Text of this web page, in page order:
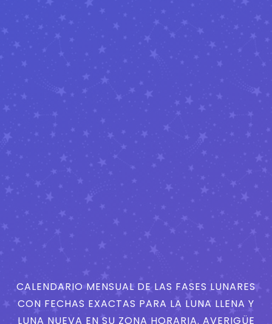
CALENDARIO MENSUAL DE LAS FASES LUNARES
CON FECHAS EXACTAS PARA LA LUNA LLENA Y
LUNA NUEVA EN SU ZONA HORARIA. AVERIGÜE